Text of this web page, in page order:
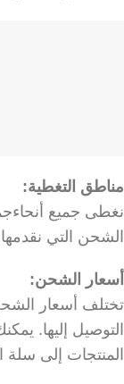
مناطق التغطية:
نغطى جميع
الشحن التي
أسعار الشحن:
تختلف أسعار
التوصيل إليها.
المنتجات إلى سلة